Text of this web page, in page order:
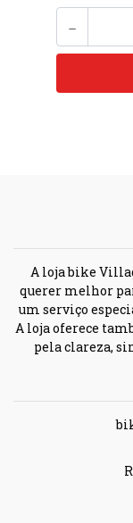
-
A loja bike
querer melhor
um serviço
A loja oferece
pela clareza,